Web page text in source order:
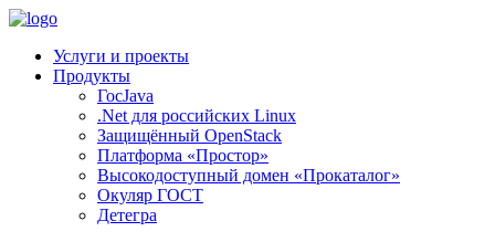
Услуги и проекты
Продукты
ГосJava
.Net для российских Linux
Защищённый OpenStack
Платформа «Простор»
Высокодоступный домен «Прокаталог»
Окуляр ГОСТ
Детегра